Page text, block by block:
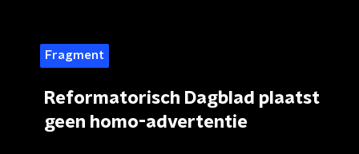
Fragment
Reformatorisch Dagblad plaatst
geen homo-advertentie